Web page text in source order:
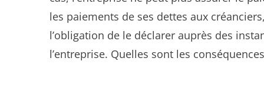
les paiements de ses dettes aux
l’obligation de le déclarer auprès des
l’entreprise. Quelles sont les